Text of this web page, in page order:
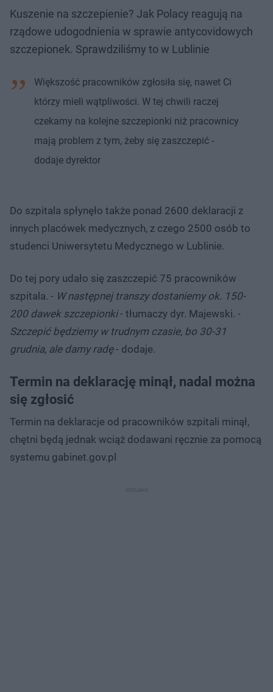
Kuszenie na szczepienie? Jak Polacy reagują na
rządowe udogodnienia w sprawie antycovidowych
szczepionek. Sprawdziliśmy to w Lublinie
Większość pracowników zgłosiła się, nawet Ci
którzy mieli wątpliwości. W tej chwili raczej
czekamy na kolejne szczepionki niż pracownicy
mają problem z tym, żeby się zaszczepić -
dodaje dyrektor
Do szpitala spłynęło także ponad 2600 deklaracji z
innych placówek medycznych, z czego 2500 osób to
studenci Uniwersytetu Medycznego w Lublinie.
Do tej pory udało się zaszczepić 75 pracowników
szpitala. - W następnej transzy dostaniemy ok. 150-
200 dawek szczepionki- tłumaczy dyr. Majewski. -
Szczepić będziemy w trudnym czasie, bo 30-31
grudnia, ale damy radę- dodaje.
Termin na deklarację minął, nadal można
się zgłosić
Termin na deklaracje od pracowników szpitali minął,
chętni będą jednak wciąż dodawani ręcznie za pomocą
systemu gabinet.gov.pl